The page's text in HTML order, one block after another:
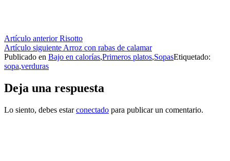
Seguir
leyendo
Artículo anteriorRisotto
Artículo siguiente Arroz con rabas de calamar
Publicado en Bajo en calorías,Primeros platos,SopasEtiquetado:
sopa,verduras
Deja una respuesta
Lo siento, debes estarconectado para publicar un comentario.